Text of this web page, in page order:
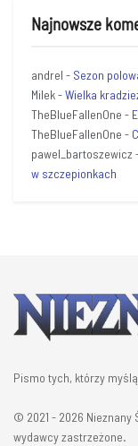
Najnowsze
andrel - Sezon
Milek-Wielka
TheBlueFallenOne -
TheBlueFallenOne -
pawel_bartoszewicz
w szczepionkach
Pismo tych, którzy
© 2021 - 2026 Nieznany
wydawcy zastrzeżone.